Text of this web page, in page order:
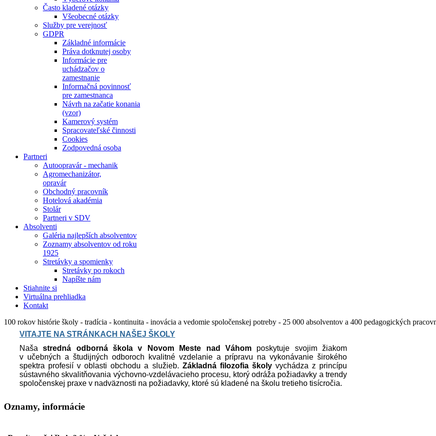
Často kladené otázky
Všeobecné otázky
Služby pre verejnosť
GDPR
Základné informácie
Práva dotknutej osoby
Informácie pre
uchádzačov o
zamestnanie
Informačná povinnosť
pre zamestnanca
Návrh na začatie konania
(vzor)
Kamerový systém
Spracovateľské činnosti
Cookies
Zodpovedná osoba
Partneri
Autoopravár - mechanik
Agromechanizátor,
opravár
Obchodný pracovník
Hotelová akadémia
Stolár
Partneri v SDV
Absolventi
Galéria najlepších absolventov
Zoznamy absolventov od roku
1925
Stretávky a spomienky
Stretávky po rokoch
Napíšte nám
Stiahnite si
Virtuálna prehliadka
Kontakt
100 rokov histórie školy - tradícia - kontinuita - inovácia a vedomie spoločenskej potreby - 25 000 absolventov a 400 pedagogických
VITAJTE NA STRÁNKACH NAŠEJ ŠKOLY
Naša stredná odborná škola v Novom Meste nad Váhom poskytuje svojim žiakom
v učebných a študijných odboroch kvalitné vzdelanie a prípravu na vykonávanie širokého
spektra profesií v oblasti obchodu a služieb. Základná filozofia školy vychádza z princípu
sústavného skvalitňovania výchovno-vzdelávacieho procesu, ktorý odráža požiadavky a trendy
spoločenskej praxe v nadväznosti na požiadavky, ktoré sú kladené na školu tretieho tisícročia.
Oznamy, informácie